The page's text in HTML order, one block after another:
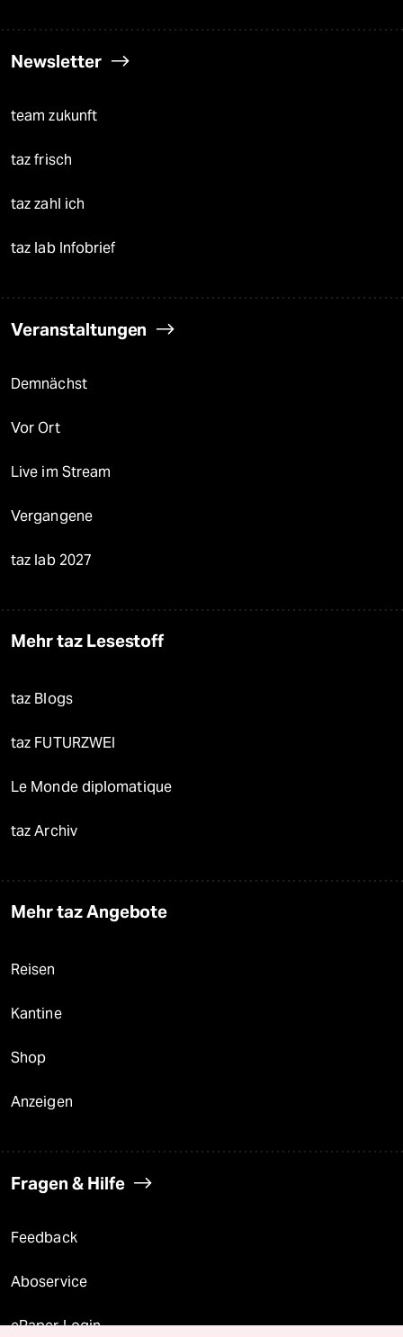
Newsletter
team zukunft
taz frisch
taz zahl ich
taz lab Infobrief
Veranstaltungen
Demnächst
Vor Ort
Live im Stream
Vergangene
taz lab 2027
Mehr taz Lesestoff
taz Blogs
taz FUTURZWEI
Le Monde diplomatique
taz Archiv
Mehr taz Angebote
Reisen
Kantine
Shop
Anzeigen
Fragen & Hilfe
Feedback
Aboservice
ePaper Login